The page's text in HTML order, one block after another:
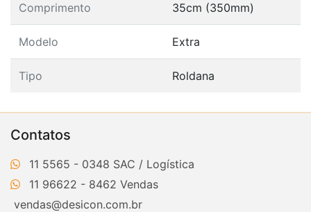
Comprimento 35cm (350mm)
Modelo Extra
Tipo Roldana
Contatos
11 5565 - 0348
11 96622 - 8462
vendas@desicon.com.br